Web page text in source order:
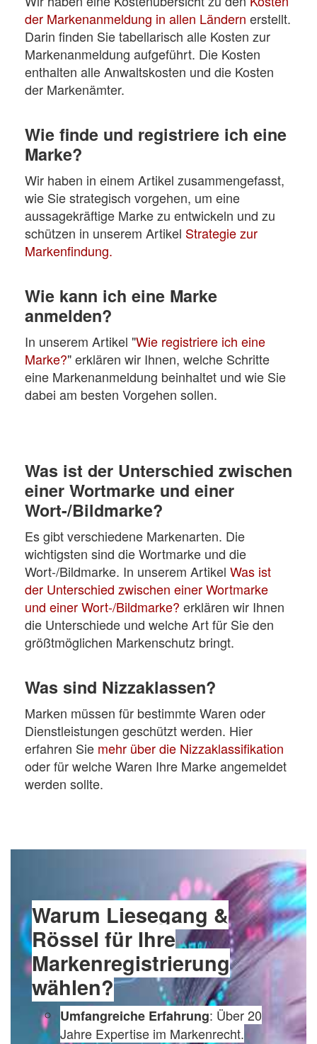
der Markenanmeldung in allen Ländern erstellt.
Darin finden Sie tabellarisch alle Kosten zur
Markenanmeldung aufgeführt. Die Kosten
enthalten alle Anwaltskosten und die Kosten
der Markenämter.
Wie finde und registriere ich eine
Marke?
Wir haben in einem Artikel zusammengefasst,
wie Sie strategisch vorgehen, um eine
aussagekräftige Marke zu entwickeln und zu
schützen in unserem Artikel Strategie zur
Markenfindung.
Wie kann ich eine Marke
anmelden?
In unserem Artikel "Wie registriere ich eine
Marke?" erklären wir Ihnen, welche Schritte
eine Markenanmeldung beinhaltet und wie Sie
dabei am besten Vorgehen sollen.
Was ist der Unterschied zwischen
einer Wortmarke und einer
Wort-/Bildmarke?
Es gibt verschiedene Markenarten. Die
wichtigsten sind die Wortmarke und die
Wort-/Bildmarke. In unserem Artikel Was ist
der Unterschied zwischen einer Wortmarke
und einer Wort-/Bildmarke? erklären wir Ihnen
die Unterschiede und welche Art für Sie den
größtmöglichen Markenschutz bringt.
Was sind Nizzaklassen?
Marken müssen für bestimmte Waren oder
Dienstleistungen geschützt werden. Hier
erfahren Sie mehr über die Nizzaklassifikation
oder für welche Waren Ihre Marke angemeldet
werden sollte.
Warum Liesegang &
Rössel für Ihre
Markenregistrierung
wählen?
Umfangreiche Erfahrung: Über 20
Jahre Expertise im Markenrecht.